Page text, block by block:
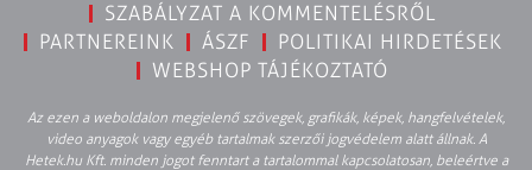
SZABÁLYZAT A KOMMENTELÉSRŐL
PARTNEREINK
ÁSZF
POLITIKAI HIRDETÉSEK
WEBSHOP TÁJÉKOZTATÓ
Az ezen a weboldalon megjelenő szövegek, grafikák, képek, hangfelvételek,
video anyagok vagy egyéb tartalmak szerzői jogvédelem alatt állnak. A
Hetek.hu Kft. minden jogot fenntart a tartalommal kapcsolatosan, beleértve a